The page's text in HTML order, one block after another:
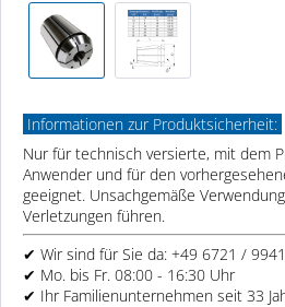
Informationen zur Produktsicherheit:
Nur für technisch versierte, mit dem
Anwender und für den
geeignet. Unsachgemäße
Verletzungen führen.
✔ Wir sind für Sie da: +49 6721 /
✔ Mo. bis Fr. 08:00 - 16:30 Uhr
✔ Ihr Familienunternehmen seit 33